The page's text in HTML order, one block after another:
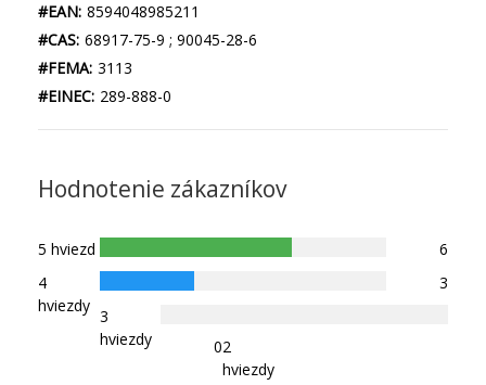
#EAN: 8594048985211
#CAS: 68917-75-9 ; 90045-28-6
#FEMA: 3113
#EINEC: 289-888-0
Hodnotenie zákazníkov
5 hviezd
6
4
hviezdy
3
3
hviezdy
02
hviezdy